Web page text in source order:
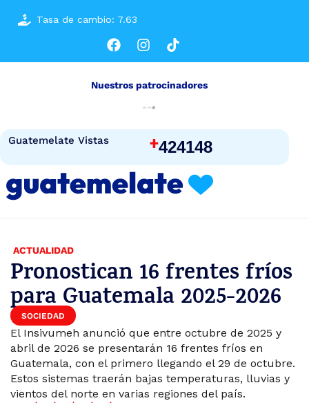
Tasa de cambio: 7.63
Guatemelate Vistas +424148
Nuestros patrocinadores
ACTUALIDAD
Pronostican 16 frentes fríos
para Guatemala 2025-2026
SOCIEDAD
El Insivumeh anunció que entre octubre de 2025 y
abril de 2026 se presentarán 16 frentes fríos en
Guatemala, con el primero llegando el 29 de octubre.
Estos sistemas traerán bajas temperaturas, lluvias y
vientos del norte en varias regiones del país.